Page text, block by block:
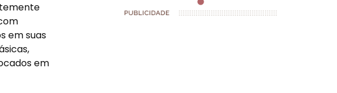
em suas
em